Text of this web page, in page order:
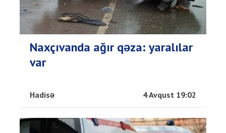
Naxçıvanda ağır qəza: yaralılar
var
Hadisə 4 Avqust 19:02